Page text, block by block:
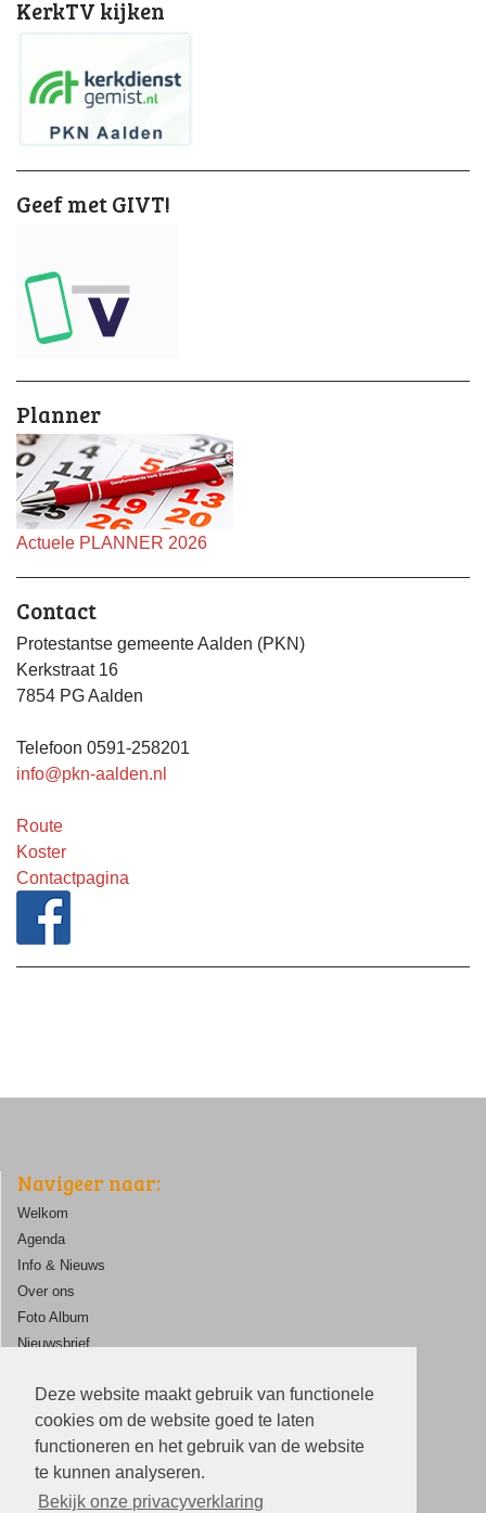
Deze website maakt gebruik van functionele
cookies om de website goed te laten
functioneren en het gebruik van de website
te kunnen analyseren.
Bekijk onze privacyverklaring
KerkTV kijken
Geef met GIVT!
Planner
Actuele PLANNER 2026
Contact
Protestantse gemeente Aalden (PKN)
Kerkstraat 16
7854 PG Aalden
Telefoon 0591-258201
info@pkn-aalden.nl
Route
Koster
Contactpagina
Navigeer naar:
Welkom
Agenda
Info & Nieuws
Over ons
Foto Album
Nieuwsbrief
Contact